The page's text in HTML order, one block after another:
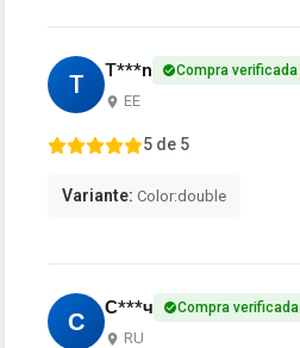
T T***n Compra verificada
EE
5 de 5
Variante: Color:double
С С***ч Compra verificada
RU